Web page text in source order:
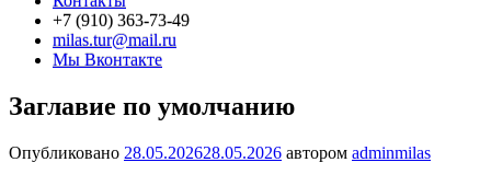
+7 (910) 363-73-49
milas.tur@mail.ru
Мы Вконтакте
Заглавие по умолчанию
Опубликовано 28.05.202628.05.2026 автором adminmilas